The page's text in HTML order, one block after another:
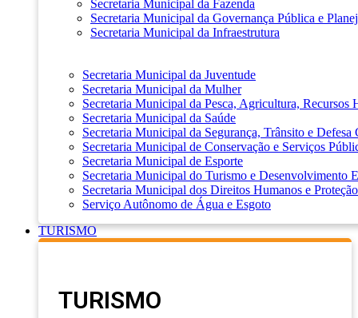
Secretaria Municipal da Fazenda
Secretaria Municipal da Governança Pública e
Secretaria Municipal da Infraestrutura
Secretaria Municipal da Juventude
Secretaria Municipal da Mulher
Secretaria Municipal da Pesca, Agricultura, Recursos
Secretaria Municipal da Saúde
Secretaria Municipal da Segurança, Trânsito e Defesa
Secretaria Municipal de Conservação e Serviços
Secretaria Municipal de Esporte
Secretaria Municipal do Turismo e Desenvolvimento
Secretaria Municipal dos Direitos Humanos e
Serviço Autônomo de Água e Esgoto
TURISMO
TURISMO